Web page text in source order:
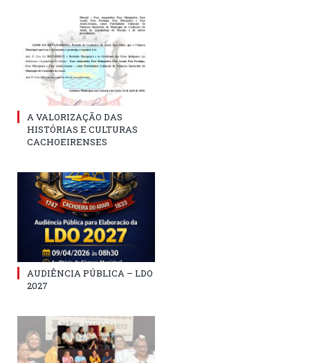
A VALORIZAÇÃO DAS
HISTÓRIAS E CULTURAS
CACHOEIRENSES
AUDIÊNCIA PÚBLICA – LDO
2027